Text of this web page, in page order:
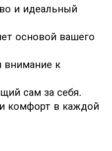
и идеальный
основой вашего
внимание к
сам за себя.
комфорт в каждой